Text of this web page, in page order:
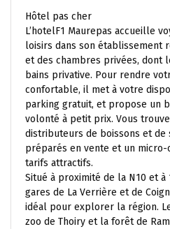
Hôtel pas cher
L’hotelF1 Maurepas accueille
loisirs dans son établissement
et des chambres privées, dont
bains privative. Pour rendre
confortable, il met à votre
parking gratuit, et propose un
volonté à petit prix. Vous
distributeurs de boissons et de
préparés en vente et un micro-
tarifs attractifs.
Situé à proximité de la N10 et à
gares de La Verrière et de
idéal pour explorer la région.
zoo de Thoiry et la forêt de